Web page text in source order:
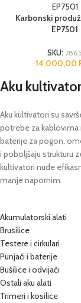
Akumulatorski alati
Brusilice
Testere i cirkulari
Punjači i baterije
Bušilice i odvijači
Ostali aku alati
Trimeri i kosilice
Karbonski
EP7501
SKU: 7865
14.000,00
Aku
Aku kultivatori su
potrebe za
baterije za pogon,
i poboljšaju strukturu
kultivatori nude
manje napornim.